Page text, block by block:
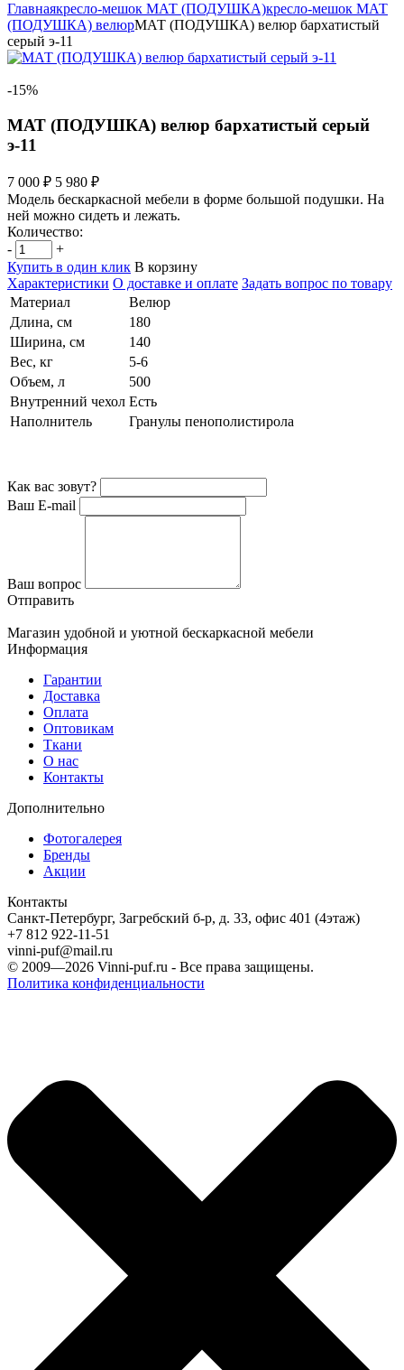
Главнаякресло-мешок МАТ (ПОДУШКА)кресло-мешок МАТ
(ПОДУШКА) велюрМАТ (ПОДУШКА) велюр бархатистый
серый э-11
-15%
МАТ (ПОДУШКА) велюр бархатистый серый
э-11
7 000 ₽ 5 980 ₽
Модель бескаркасной мебели в форме большой подушки. На
ней можно сидеть и лежать.
Количество:
-
+
Купить в один клик В корзину
Характеристики О доставке и оплате Задать вопрос по товару
Материал
Велюр
Длина, см
180
Ширина, см
140
Вес, кг
5-6
Объем, л
500
Внутренний чехол Есть
Наполнитель
Гранулы пенополистирола
Как вас зовут?
Ваш E-mail
Ваш вопрос
Отправить
Магазин удобной и уютной бескаркасной мебели
Информация
Гарантии
Доставка
Оплата
Оптовикам
Ткани
О нас
Контакты
Дополнительно
Фотогалерея
Бренды
Акции
Контакты
Санкт-Петербург, Загребский б-р, д. 33, офис 401 (4этаж)
+7 812 922-11-51
vinni-puf@mail.ru
© 2009—2026 Vinni-puf.ru - Все права защищены.
Политика конфиденциальности